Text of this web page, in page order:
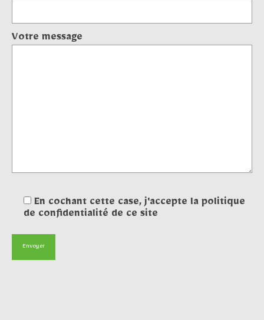
Votre message
En cochant cette case, j'accepte la politique
de confidentialité de ce site